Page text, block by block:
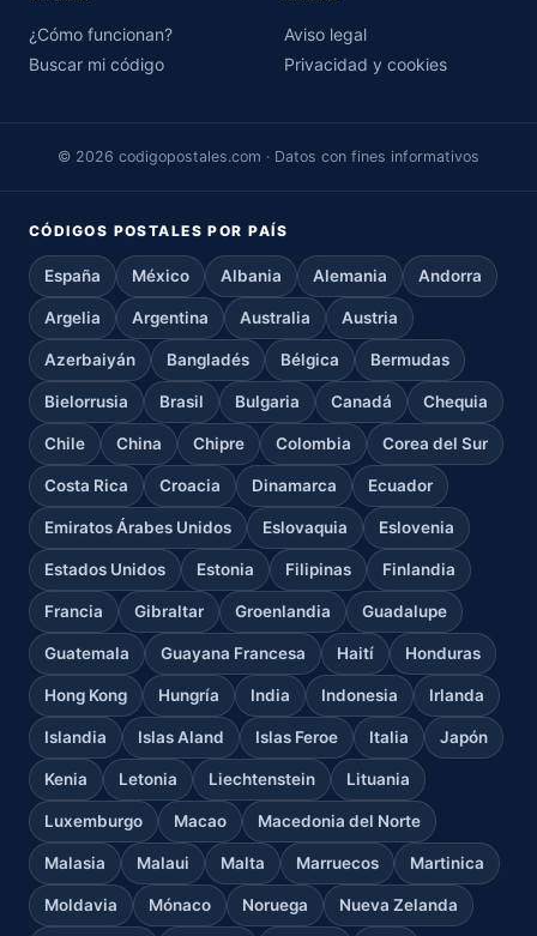
¿Cómo funcionan?
Buscar mi código
Aviso legal
Privacidad y cookies
© 2026 codigopostales.com · Datos con fines informativos
CÓDIGOS POSTALES POR PAÍS
España México Albania Alemania Andorra
Argelia Argentina Australia Austria
Azerbaiyán Bangladés Bélgica Bermudas
Bielorrusia Brasil Bulgaria Canadá Chequia
Chile China Chipre Colombia Corea del Sur
Costa Rica Croacia Dinamarca Ecuador
Emiratos Árabes Unidos Eslovaquia Eslovenia
Estados Unidos Estonia Filipinas Finlandia
Francia Gibraltar Groenlandia Guadalupe
Guatemala Guayana Francesa Haití Honduras
Hong Kong Hungría India Indonesia Irlanda
Islandia Islas Aland Islas Feroe Italia Japón
Kenia Letonia Liechtenstein Lituania
Luxemburgo Macao Macedonia del Norte
Malasia Malaui Malta Marruecos Martinica
Moldavia Mónaco Noruega Nueva Zelanda